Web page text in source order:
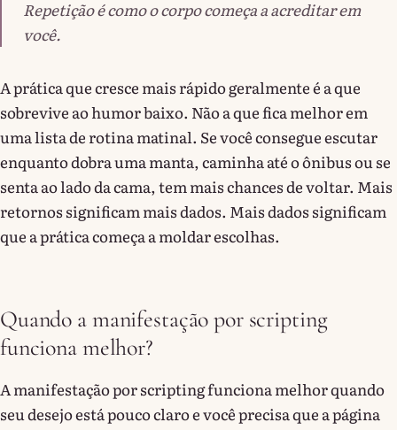
Repetição é como o corpo começa a acreditar em
você.
A prática que cresce mais rápido geralmente é a que
sobrevive ao humor baixo. Não a que fica melhor em
uma lista de rotina matinal. Se você consegue escutar
enquanto dobra uma manta, caminha até o ônibus ou se
senta ao lado da cama, tem mais chances de voltar. Mais
retornos significam mais dados. Mais dados significam
que a prática começa a moldar escolhas.
Quando a manifestação por scripting
funciona melhor?
A manifestação por scripting funciona melhor quando
seu desejo está pouco claro e você precisa que a página